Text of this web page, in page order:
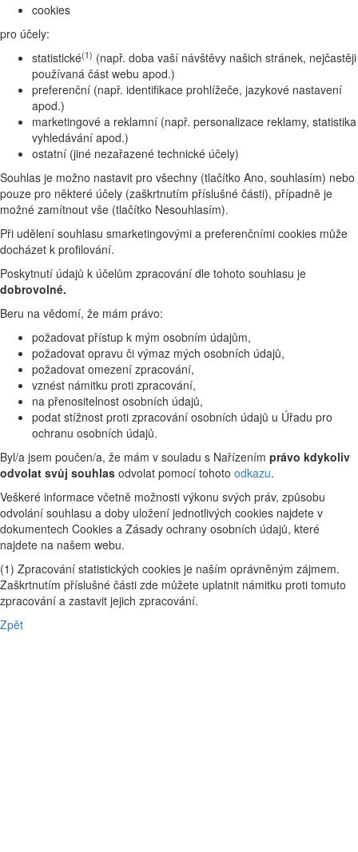
cookies
pro účely:
statistické(1) (např. doba vaší návštěvy našich stránek, nejčastěji
používaná část webu apod.)
preferenční (např. identifikace prohlížeče, jazykové nastavení
apod.)
marketingové a reklamní (např. personalizace reklamy, statistika
vyhledávání apod.)
ostatní (jiné nezařazené technické účely)
Souhlas je možno nastavit pro všechny (tlačítko Ano, souhlasím) nebo
pouze pro některé účely (zaškrtnutím příslušné části), případně je
možné zamítnout vše (tlačítko Nesouhlasím).
Při udělení souhlasu smarketingovými a preferenčními cookies může
docházet k profilování.
Poskytnutí údajů k účelům zpracování dle tohoto souhlasu je
dobrovolné.
Beru na vědomí, že mám právo:
požadovat přístup k mým osobním údajům,
požadovat opravu či výmaz mých osobních údajů,
požadovat omezení zpracování,
vznést námitku proti zpracování,
na přenositelnost osobních údajů,
podat stížnost proti zpracování osobních údajů u Úřadu pro
ochranu osobních údajů.
Byl/a jsem poučen/a, že mám v souladu s Nařízením právo kdykoliv
odvolat svůj souhlas odvolat pomocí tohoto odkazu.
Veškeré informace včetně možnosti výkonu svých práv, způsobu
odvolání souhlasu a doby uložení jednotlivých cookies najdete v
dokumentech Cookies a Zásady ochrany osobních údajů, které
najdete na našem webu.
(1) Zpracování statistických cookies je naším oprávněným zájmem.
Zaškrtnutím příslušné části zde můžete uplatnit námitku proti tomuto
zpracování a zastavit jejich zpracování.
Zpět